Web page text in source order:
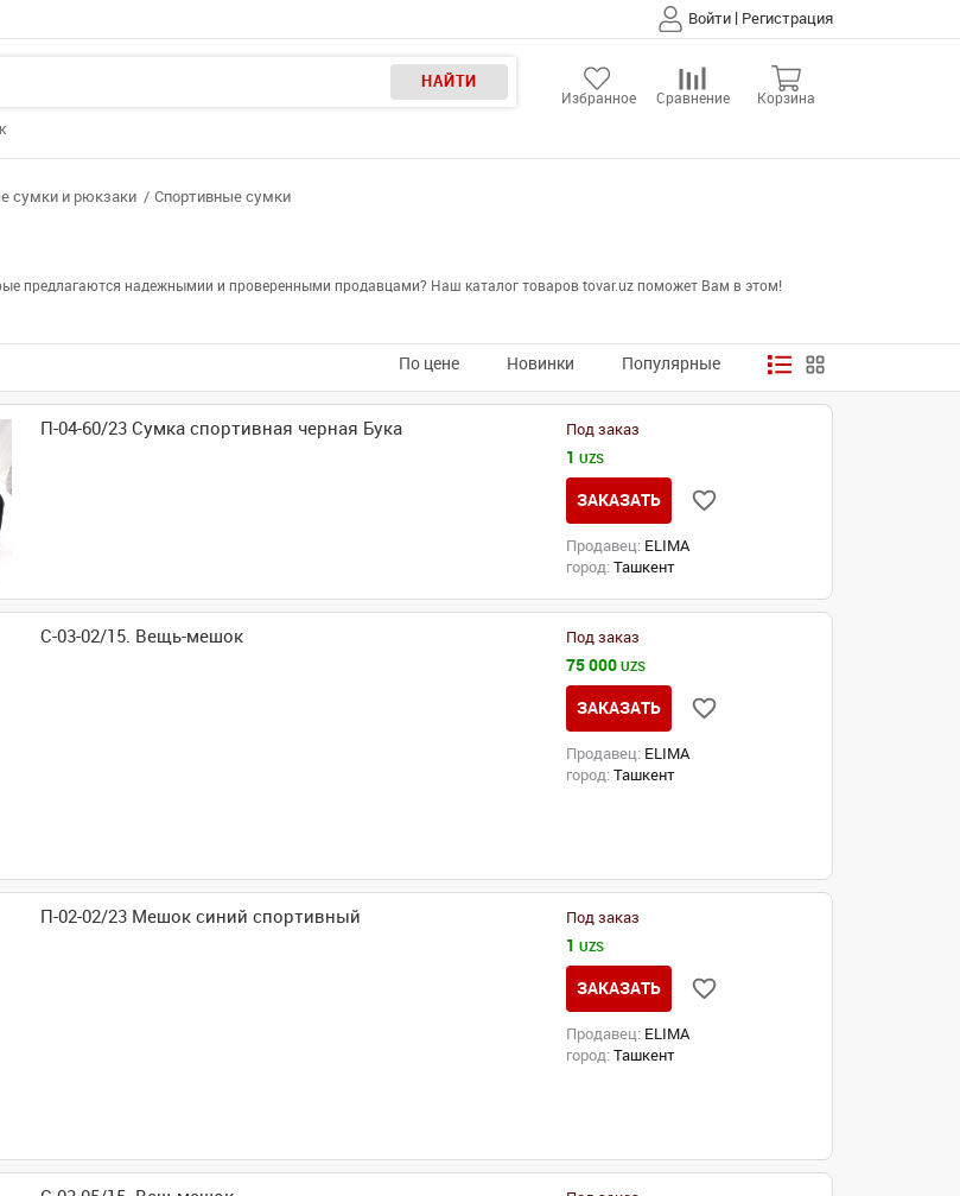
Войти | Регистрация
НАЙТИ
Избранное Сравнение Корзина
сумки и рюкзаки Спортивные сумки
предлагаются надежнымии и проверенными продавцами? Наш каталог товаров tovar.uz поможет Вам в этом!
По цене Новинки Популярные
П-04-60/23 Сумка спортивная черная Бука Под заказ
1UZS
ЗАКАЗАТЬ
Продавец: ELIMA
город: Ташкент
С-03-02/15. Вещь-мешок Под заказ
75 000UZS
ЗАКАЗАТЬ
Продавец: ELIMA
город: Ташкент
П-02-02/23 Мешок синий спортивный Под заказ
1UZS
ЗАКАЗАТЬ
Продавец: ELIMA
город: Ташкент